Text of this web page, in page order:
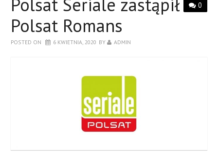
0
Polsat Seriale zastąpił
Polsat Romans
POSTED ON 6 KWIETNIA, 2020 BY ADMIN